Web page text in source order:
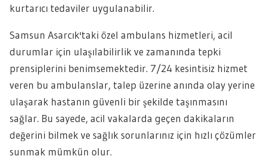
kurtarıcı tedaviler uygulanabilir.
Samsun Asarcık'taki özel ambulans hizmetleri, acil
durumlar için ulaşılabilirlik ve zamanında tepki
prensiplerini benimsemektedir. 7/24 kesintisiz hizmet
veren bu ambulanslar, talep üzerine anında olay yerine
ulaşarak hastanın güvenli bir şekilde taşınmasını
sağlar. Bu sayede, acil vakalarda geçen dakikaların
değerini bilmek ve sağlık sorunlarınız için hızlı çözümler
sunmak mümkün olur.